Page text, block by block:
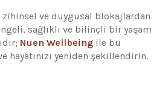
ve duygusal blokajlardan
sağlıklı ve bilinçli bir yaşam
Nuen Wellbeing ile bu
hayatınızı yeniden şekillendirin.